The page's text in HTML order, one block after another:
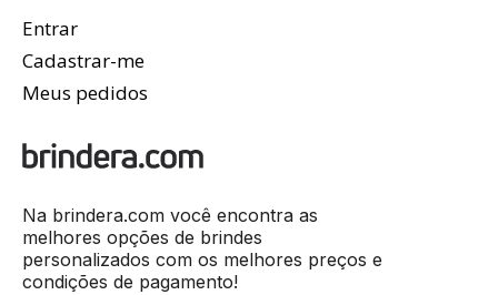
Entrar
Cadastrar-me
Meus pedidos
Na brindera.com você encontra as
melhores opções de brindes
personalizados com os melhores preços e
condições de pagamento!